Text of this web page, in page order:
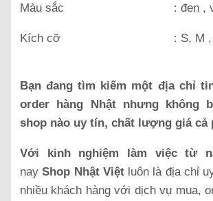
Màu sắc : đen ,
Kích cỡ : S, M ,
Bạn đang tìm kiếm một địa chỉ
order hàng Nhật nhưng không
shop nào uy tín, chất lượng giá cả
Với kinh nghiệm làm việc từ
nayShop Nhật Việtluôn là địa chỉ
nhiều khách hàng với dịch vụ mua,